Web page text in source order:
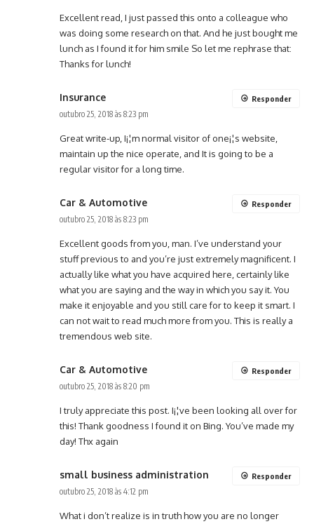
Excellent read, I just passed this onto a colleague who
was doing some research on that. And he just bought me
lunch as I found it for him smile So let me rephrase that:
Thanks for lunch!
Insurance
outubro 25, 2018 às 8:23 pm
Great write-up, I¡¦m normal visitor of one¡¦s website,
maintain up the nice operate, and It is going to be a
regular visitor for a long time.
Responder
Car & Automotive
outubro 25, 2018 às 8:23 pm
Excellent goods from you, man. I’ve understand your
stuff previous to and you’re just extremely magnificent. I
actually like what you have acquired here, certainly like
what you are saying and the way in which you say it. You
make it enjoyable and you still care for to keep it smart. I
can not wait to read much more from you. This is really a
tremendous web site.
Responder
Car & Automotive
outubro 25, 2018 às 8:20 pm
I truly appreciate this post. I¡¦ve been looking all over for
this! Thank goodness I found it on Bing. You’ve made my
day! Thx again
Responder
small business administration
outubro 25, 2018 às 4:12 pm
What i don’t realize is in truth how you are no longer
Responder